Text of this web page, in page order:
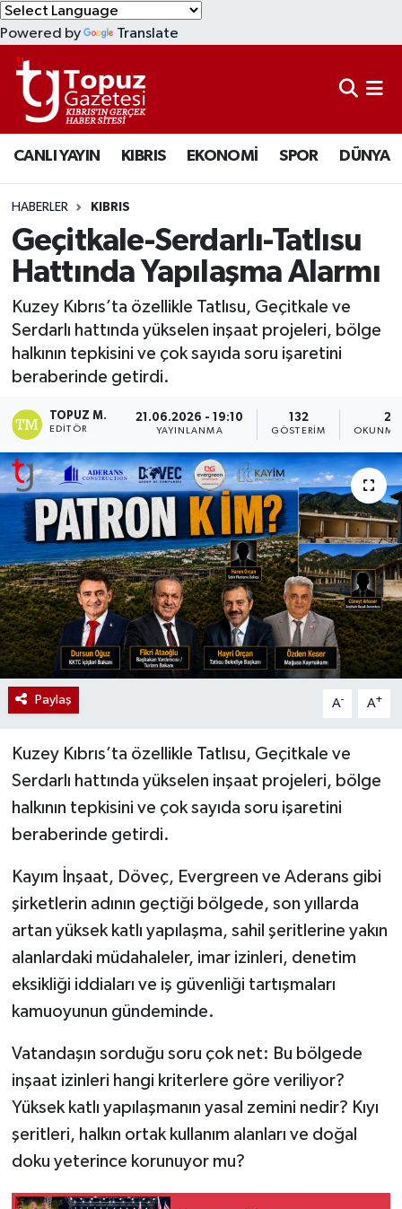
Powered by Translate
CANLI YAYIN KIBRIS EKONOMİ SPOR DÜNYA
HABERLER KIBRIS
Geçitkale-Serdarlı-Tatlısu
Hattında Yapılaşma Alarmı
Kuzey Kıbrıs’ta özellikle Tatlısu, Geçitkale ve
Serdarlı hattında yükselen inşaat projeleri, bölge
halkının tepkisini ve çok sayıda soru işaretini
beraberinde getirdi.
TOPUZ M.
EDITÖR
21.06.2026 - 19:10
YAYINLANMA
132
GÖSTERIM
2
OKUNMA
Paylaş A- A+
Kuzey Kıbrıs’ta özellikle Tatlısu, Geçitkale ve
Serdarlı hattında yükselen inşaat projeleri, bölge
halkının tepkisini ve çok sayıda soru işaretini
beraberinde getirdi.
Kayım İnşaat, Döveç, Evergreen ve Aderans gibi
şirketlerin adının geçtiği bölgede, son yıllarda
artan yüksek katlı yapılaşma, sahil şeritlerine yakın
alanlardaki müdahaleler, imar izinleri, denetim
eksikliği iddiaları ve iş güvenliği tartışmaları
kamuoyunun gündeminde.
Vatandaşın sorduğu soru çok net: Bu bölgede
inşaat izinleri hangi kriterlere göre veriliyor?
Yüksek katlı yapılaşmanın yasal zemini nedir? Kıyı
şeritleri, halkın ortak kullanım alanları ve doğal
doku yeterince korunuyor mu?
KIBRIS
DÜNYA
EKONOMİ
MAGAZİN
SAĞLIK
SPOR
TÜRKİYE
Lefkoşa Nöbetçi Eczaneler
Lefkoşa Hava Durumu
Lefkoşa Trafik Yoğunluk Haritası
Süper Lig Puan Durumu ve Fikstür
Tüm Manşetler
Son Dakika Haberleri